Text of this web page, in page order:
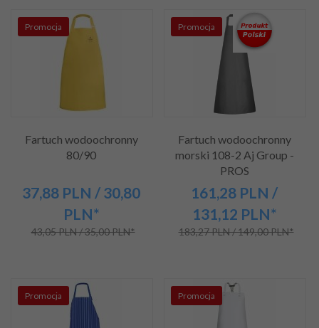
Promocja
Fartuch wodoochronny
80/90
37,88 PLN / 30,80
PLN*
43,05 PLN / 35,00 PLN*
Promocja
Fartuch wodoochronny
morski 108-2 Aj Group -
PROS
161,28 PLN /
131,12 PLN*
183,27 PLN / 149,00 PLN*
Promocja Promocja